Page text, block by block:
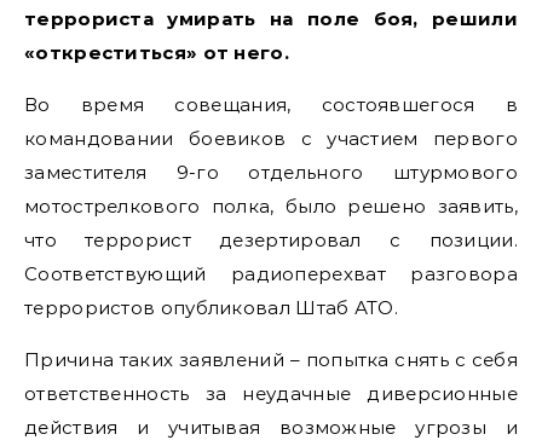
террориста умирать на поле боя, решили
«откреститься» от него.
Во время совещания, состоявшегося в
командовании боевиков с участием первого
заместителя 9-го отдельного штурмового
мотострелкового полка, было решено заявить,
что террорист дезертировал с позиции.
Соответствующий радиоперехват разговора
террористов опубликовал Штаб АТО.
Причина таких заявлений – попытка снять с себя
ответственность за неудачные диверсионные
действия и учитывая возможные угрозы и